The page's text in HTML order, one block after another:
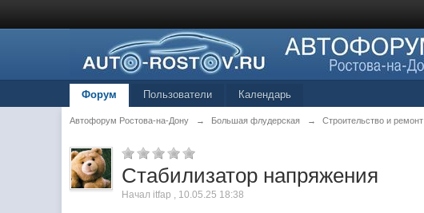
Форум Пользователи Календарь
Автофорум Ростова-на-Дону → Большая флудерская → Строительство и ремонт
Стабилизатор напряжения
Начал itfap , 10.05.25 18:38